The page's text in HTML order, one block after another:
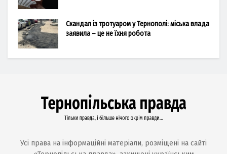
Скандал із тротуаром у Тернополі: міська влада
заявила – це не їхня робота
Усі права на інформаційні матеріали, розміщені на сайті